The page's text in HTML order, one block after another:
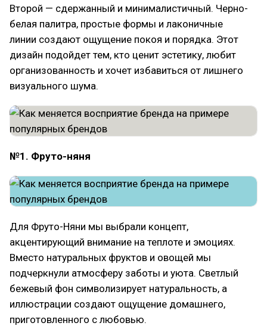
Второй — сдержанный и минималистичный. Черно-
белая палитра, простые формы и лаконичные
линии создают ощущение покоя и порядка. Этот
дизайн подойдет тем, кто ценит эстетику, любит
организованность и хочет избавиться от лишнего
визуального шума.
№1. Фруто-няня
Для Фруто-Няни мы выбрали концепт,
акцентирующий внимание на теплоте и эмоциях.
Вместо натуральных фруктов и овощей мы
подчеркнули атмосферу заботы и уюта. Светлый
бежевый фон символизирует натуральность, а
иллюстрации создают ощущение домашнего,
приготовленного с любовью.